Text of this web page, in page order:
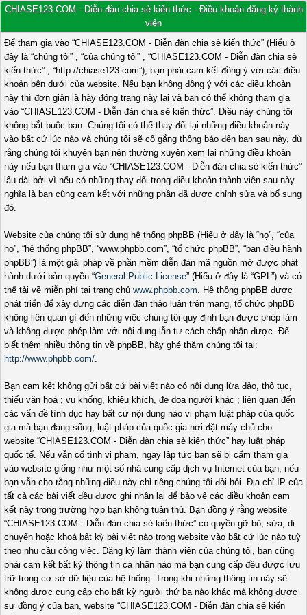
CHIASE123.COM - Diễn đàn chia sẻ kiến thức - Điều khoản đăng ký thành
viên
Để tham gia vào “CHIASE123.COM - Diễn đàn chia sẻ kiến thức” (Hiểu ở
đây là “chúng tôi” , “của chúng tôi” , “CHIASE123.COM - Diễn đàn chia sẻ
kiến thức” , “http://chiase123.com”), bạn phải cam kết đồng ý với các điều
khoản bên dưới của website. Nếu bạn không đồng ý với các điều khoản
này thì đơn giản là hãy đóng trang này lại và bạn có thể không tham gia
vào “CHIASE123.COM - Diễn đàn chia sẻ kiến thức”. Điều này chúng tôi
không bắt buộc bạn. Chúng tôi có thể thay đổi lại những điều khoản này
vào bất cứ lúc nào và chúng tôi sẽ cố gắng thông báo đến bạn sau này, dù
rằng chúng tôi khuyên bạn nên thường xuyên xem lại những điều khoản
này nếu bạn tham gia vào “CHIASE123.COM - Diễn đàn chia sẻ kiến thức”
lâu dài bởi vì nếu có những thay đổi trong điều khoản thành viên sau này
nghĩa là bạn cũng cam kết với những phần đã được chỉnh sửa và bổ sung
đó.
Website của chúng tôi sử dụng hệ thống phpBB (Hiểu ở đây là “họ”, “của
họ”, “hệ thống phpBB”, “www.phpbb.com”, “tổ chức phpBB”, “ban điều hành
phpBB”) là một giải pháp về phần mềm diễn đàn mã nguồn mở được phát
hành dưới bản quyền “General Public License” (Hiểu ở đây là “GPL”) và có
thể tải về miễn phí tại trang chủ www.phpbb.com. Hệ thống phpBB được
phát triển để xây dựng các diễn đàn thảo luận trên mạng, tổ chức phpBB
không liên quan gì đến những việc chúng tôi quy định bạn được phép làm
và không được phép làm với nội dung lẫn tư cách chấp nhận được. Để
biết thêm nhiều thông tin về phpBB, hãy ghé thăm chúng tôi tại:
http://www.phpbb.com/.
Bạn cam kết không gửi bất cứ bài viết nào có nội dung lừa đảo, thô tục,
thiếu văn hoá ; vu khống, khiêu khích, đe doạ người khác ; liên quan đến
các vấn đề tình dục hay bất cứ nội dung nào vi phạm luật pháp của quốc
gia mà bạn đang sống, luật pháp của quốc gia nơi đặt máy chủ cho
website “CHIASE123.COM - Diễn đàn chia sẻ kiến thức” hay luật pháp
quốc tế. Nếu vẫn cố tình vi phạm, ngay lập tức bạn sẽ bị cấm tham gia
vào website giống như một số nhà cung cấp dịch vụ Internet của bạn, nếu
bạn vẫn cho rằng những điều này chỉ riêng chúng tôi đòi hỏi. Địa chỉ IP của
tất cả các bài viết đều được ghi nhận lại để bảo vệ các điều khoản cam
kết này trong trường hợp bạn không tuân thủ. Bạn đồng ý rằng website
“CHIASE123.COM - Diễn đàn chia sẻ kiến thức” có quyền gỡ bỏ, sửa, di
chuyển hoặc khoá bất kỳ bài viết nào trong website vào bất cứ lúc nào tuỳ
theo nhu cầu công việc. Đăng ký làm thành viên của chúng tôi, bạn cũng
phải cam kết bất kỳ thông tin cá nhân nào mà bạn cung cấp đều được lưu
trữ trong cơ sở dữ liệu của hệ thống. Trong khi những thông tin này sẽ
không được cung cấp cho bất kỳ người thứ ba nào khác mà không được
sự đồng ý của bạn, website “CHIASE123.COM - Diễn đàn chia sẻ kiến